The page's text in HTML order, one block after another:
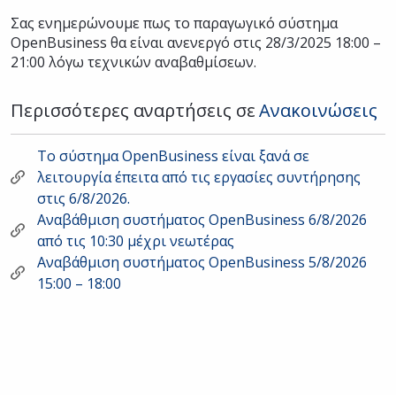
Σας ενημερώνουμε πως το παραγωγικό σύστημα
OpenBusiness θα είναι ανενεργό στις 28/3/2025 18:00 –
21:00 λόγω τεχνικών αναβαθμίσεων.
Περισσότερες αναρτήσεις σεΑνακοινώσεις
Το σύστημα OpenBusiness είναι ξανά σε
λειτουργία έπειτα από τις εργασίες συντήρησης
στις 6/8/2026.
Αναβάθμιση συστήματος OpenBusiness 6/8/2026
από τις 10:30 μέχρι νεωτέρας
Αναβάθμιση συστήματος OpenBusiness 5/8/2026
15:00 – 18:00